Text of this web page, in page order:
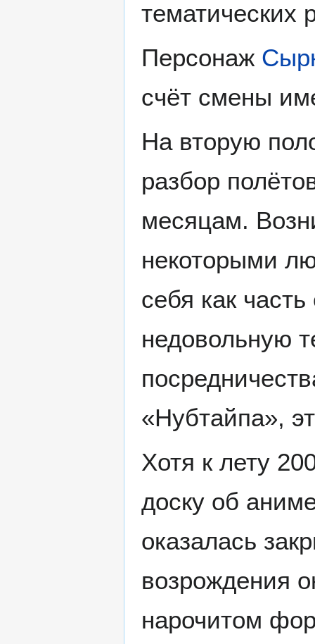
тематических
Персонаж
счёт смены
На вторую
разбор
месяцам.
некоторыми
себя как
недовольную
«Нубтайпа»,
Хотя к лету
доску об
оказалась
возрождения
нарочитом